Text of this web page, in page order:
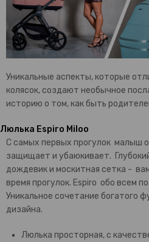
Уникальные аспекты, которые
колясок, создают необычное
историю о том, как быть
Люлька Espiro Miloo
С самых первых прогулок малыш
защищает и убаюкивает.
дождевик и москитная сетка -
время прогулок. Espiro обо всем
Уникальное сочетание богатого
дизайна.
Люлька просторная, с